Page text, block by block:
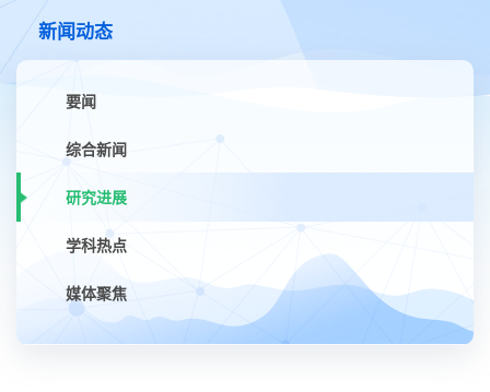
新闻动态
要闻
综合新闻
研究进展
学科热点
媒体聚焦